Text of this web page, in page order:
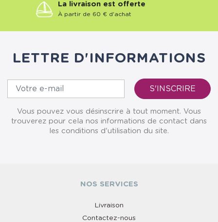
La livraison est offerte
À partir de 60 € d'achat
LETTRE D'INFORMATIONS
Vous pouvez vous désinscrire à tout moment. Vous
trouverez pour cela nos informations de contact dans
les conditions d'utilisation du site.
NOS SERVICES
Livraison
Contactez-nous